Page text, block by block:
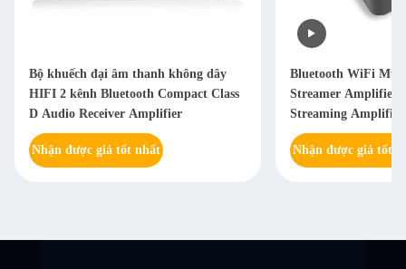
Bộ khuếch đại âm thanh không dây
HIFI 2 kênh Bluetooth Compact Class
D Audio Receiver Amplifier
Nhận được giá tốt nhất
Bluetooth WiFi
Streamer Amplifier
Streaming Amplifier
Nhận được giá tốt